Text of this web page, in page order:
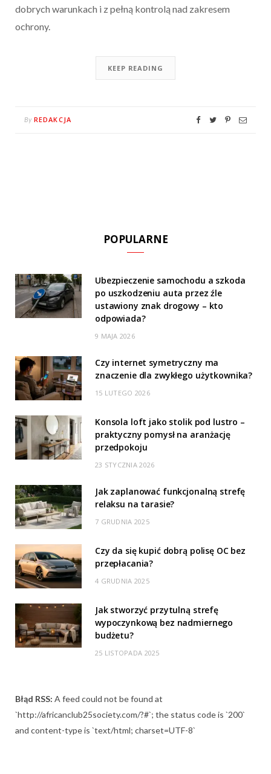
dobrych warunkach i z pełną kontrolą nad zakresem
ochrony.
KEEP READING
By REDAKCJA
POPULARNE
Ubezpieczenie samochodu a szkoda
po uszkodzeniu auta przez źle
ustawiony znak drogowy – kto
odpowiada?
9 MAJA 2026
Czy internet symetryczny ma
znaczenie dla zwykłego użytkownika?
15 LUTEGO 2026
Konsola loft jako stolik pod lustro –
praktyczny pomysł na aranżację
przedpokoju
23 STYCZNIA 2026
Jak zaplanować funkcjonalną strefę
relaksu na tarasie?
7 GRUDNIA 2025
Czy da się kupić dobrą polisę OC bez
przepłacania?
4 GRUDNIA 2025
Jak stworzyć przytulną strefę
wypoczynkową bez nadmiernego
budżetu?
25 LISTOPADA 2025
Błąd RSS: A feed could not be found at
`http://africanclub25society.com/?#`; the status code is `200`
and content-type is `text/html; charset=UTF-8`